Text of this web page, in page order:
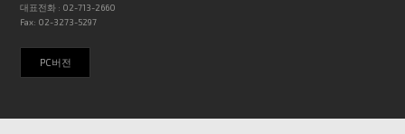
대표전화 : 02-713-2660
Fax: 02-3273-5297
PC버전